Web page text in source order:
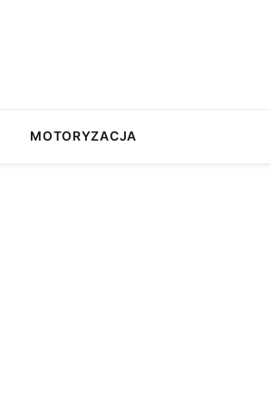
MOTORYZACJA